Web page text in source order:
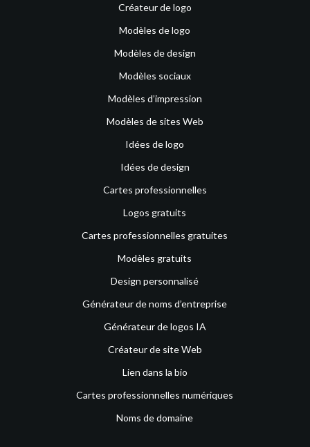
Créateur de logo
Modèles de logo
Modèles de design
Modèles sociaux
Modèles d’impression
Modèles de sites Web
Idées de logo
Idées de design
Cartes professionnelles
Logos gratuits
Cartes professionnelles gratuites
Modèles gratuits
Design personnalisé
Générateur de noms d’entreprise
Générateur de logos IA
Créateur de site Web
Lien dans la bio
Cartes professionnelles numériques
Noms de domaine